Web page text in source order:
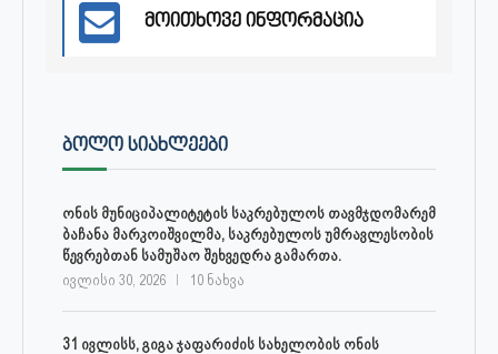
მოითხოვე ინფორმაცია
ᲑᲝᲚᲝ ᲡᲘᲐᲮᲚᲔᲔᲑᲘ
ონის მუნიციპალიტეტის საკრებულოს თავმჯდომარემ
ბაჩანა მარკოიშვილმა, საკრებულოს უმრავლესობის
წევრებთან სამუშაო შეხვედრა გამართა.
ივლისი 30, 2026 10 ნახვა
31 ივლისს, გიგა ჯაფარიძის სახელობის ონის